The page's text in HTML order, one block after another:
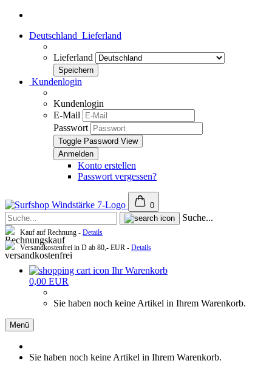
Deutschland Lieferland
Lieferland
Kundenlogin
Kundenlogin
E-Mail
Passwort
Toggle Password View
Konto erstellen
Passwort vergessen?
0
Suche...
Kauf auf Rechnung - Details
Versandkostenfrei in D ab 80,- EUR - Details
Ihr Warenkorb
0,00 EUR
Sie haben noch keine Artikel in Ihrem Warenkorb.
Menü
Sie haben noch keine Artikel in Ihrem Warenkorb.